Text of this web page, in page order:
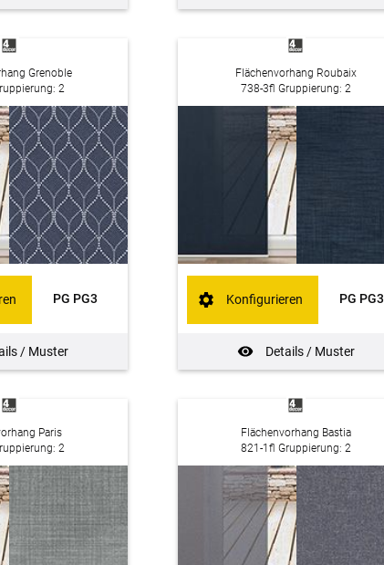
Grenoble
2
PG PG3
/ Muster
Flächenvorhang Roubaix
738-3fl Gruppierung: 2
PG PG3
Details / Muster
Konfigurieren
Paris
2
Flächenvorhang Bastia
821-1fl Gruppierung: 2